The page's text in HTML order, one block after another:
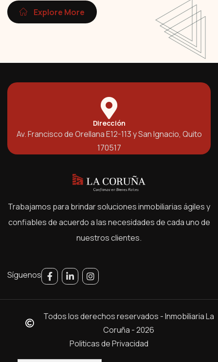
Explore More
Dirección
Av. Francisco de Orellana E12-113 y San Ignacio, Quito
170517
Trabajamos para brindar soluciones inmobiliarias ágiles y
confiables de acuerdo a las necesidades de cada uno de
nuestros clientes.
Síguenos
Todos los derechos reservados - Inmobiliaria La
Coruña - 2026
Politicas de Privacidad